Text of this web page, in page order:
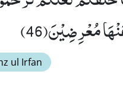
مُعْرِضِیْنَ(46)
ul Irfan